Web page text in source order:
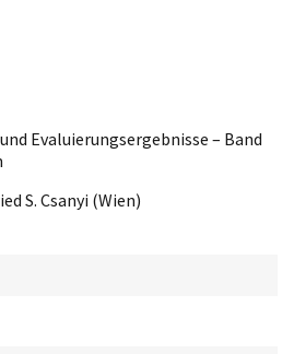
Evaluierungsergebnisse – Band
S. Csanyi (Wien)